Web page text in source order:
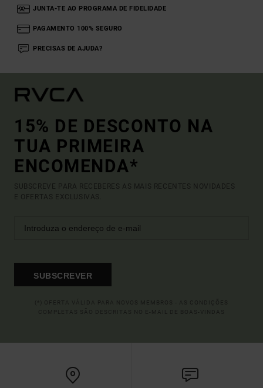
JUNTA-TE AO PROGRAMA DE FIDELIDADE
PAGAMENTO 100% SEGURO
PRECISAS DE AJUDA?
15% DE DESCONTO NA
TUA PRIMEIRA
ENCOMENDA*
SUBSCREVE PARA RECEBERES AS MAIS RECENTES NOVIDADES
E OFERTAS EXCLUSIVAS.
SUBSCREVER